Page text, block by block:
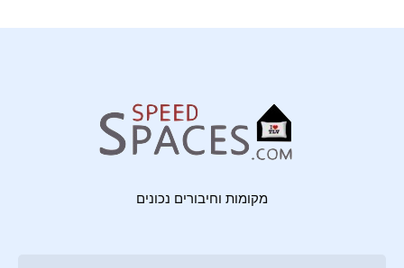
מקומות וחיבורים נכונים